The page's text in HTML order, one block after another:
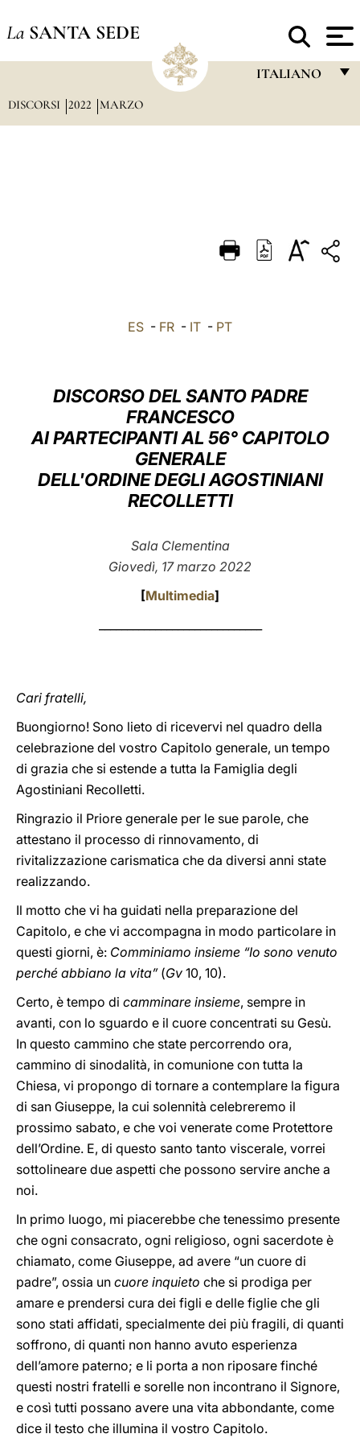
La SANTA SEDE
ITALIANO
DEUTSCH
LATINE
DISCORSI 2022 MARZO
ES - FR - IT - PT
DISCORSO DEL SANTO PADRE
FRANCESCO
AI PARTECIPANTI AL 56° CAPITOLO
GENERALE
DELL'ORDINE DEGLI AGOSTINIANI
RECOLLETTI
Sala Clementina
Giovedì, 17 marzo 2022
[Multimedia]
Cari fratelli,
Buongiorno! Sono lieto di ricevervi nel quadro della
celebrazione del vostro Capitolo generale, un tempo
di grazia che si estende a tutta la Famiglia degli
Agostiniani Recolletti.
Ringrazio il Priore generale per le sue parole, che
attestano il processo di rinnovamento, di
rivitalizzazione carismatica che da diversi anni state
realizzando.
Il motto che vi ha guidati nella preparazione del
Capitolo, e che vi accompagna in modo particolare in
questi giorni, è: Comminiamo insieme “Io sono venuto
perché abbiano la vita”(Gv 10, 10).
Certo, è tempo di camminare insieme, sempre in
avanti, con lo sguardo e il cuore concentrati su Gesù.
In questo cammino che state percorrendo ora,
cammino di sinodalità, in comunione con tutta la
Chiesa, vi propongo di tornare a contemplare la figura
di san Giuseppe, la cui solennità celebreremo il
prossimo sabato, e che voi venerate come Protettore
dell’Ordine. E, di questo santo tanto viscerale, vorrei
sottolineare due aspetti che possono servire anche a
noi.
In primo luogo, mi piacerebbe che tenessimo presente
che ogni consacrato, ogni religioso, ogni sacerdote è
chiamato, come Giuseppe, ad avere “un cuore di
padre”, ossia un cuore inquieto che si prodiga per
amare e prendersi cura dei figli e delle figlie che gli
sono stati affidati, specialmente dei più fragili, di quanti
soffrono, di quanti non hanno avuto esperienza
dell’amore paterno; e li porta a non riposare finché
questi nostri fratelli e sorelle non incontrano il Signore,
e così tutti possano avere una vita abbondante, come
dice il testo che illumina il vostro Capitolo.